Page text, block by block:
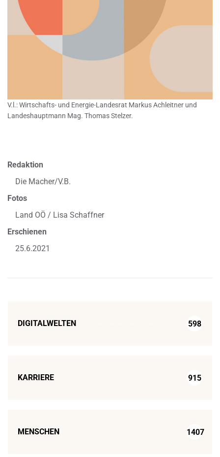
V.l.: Wirtschafts- und Energie-Landesrat Markus Achleitner und
Landeshauptmann Mag. Thomas Stelzer.
Redaktion
Die Macher/V.B.
Fotos
Land OÖ / Lisa Schaffner
Erschienen
25.6.2021
DIGITALWELTEN 598
KARRIERE 915
MENSCHEN 1407